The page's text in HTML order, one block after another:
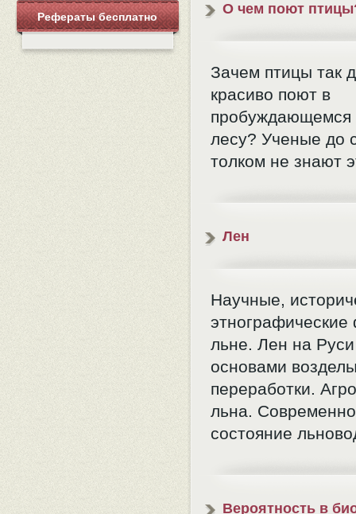
Рефераты бесплатно О чем поют
Зачем птицы так
красиво поют в
пробуждающемся
лесу? Ученые до
толком не знают
Лен
Научные,
этнографические
льне. Лен на
основами
переработки.
льна.
состояние
Вероятность в